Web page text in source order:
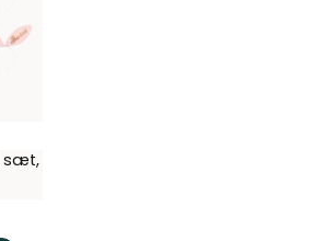
sæt,